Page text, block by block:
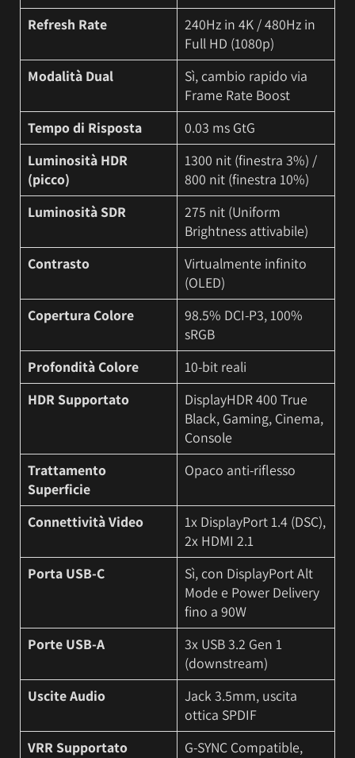
Refresh Rate
240Hz in 4K / 480Hz in
Full HD (1080p)
Modalità Dual
Sì, cambio rapido via
Frame Rate Boost
Tempo di Risposta
0.03 ms GtG
Luminosità HDR
(picco)
1300 nit (finestra 3%) /
800 nit (finestra 10%)
Luminosità SDR
275 nit (Uniform
Brightness attivabile)
Contrasto
Virtualmente infinito
(OLED)
Copertura Colore
98.5% DCI-P3, 100%
sRGB
Profondità Colore
10-bit reali
HDR Supportato
DisplayHDR 400 True
Black, Gaming, Cinema,
Console
Trattamento
Superficie
Opaco anti-riflesso
Connettività Video
1x DisplayPort 1.4 (DSC),
2x HDMI 2.1
Porta USB-C
Sì, con DisplayPort Alt
Mode e Power Delivery
fino a 90W
Porte USB-A
3x USB 3.2 Gen 1
(downstream)
Uscite Audio
Jack 3.5mm, uscita
ottica SPDIF
VRR Supportato
G-SYNC Compatible,